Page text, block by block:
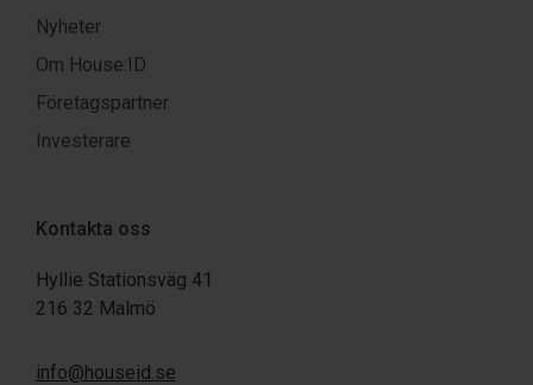
Nyheter
Om House:ID
Företagspartner
Investerare
Kontakta oss
Hyllie Stationsväg 41
216 32 Malmö
info@houseid.se